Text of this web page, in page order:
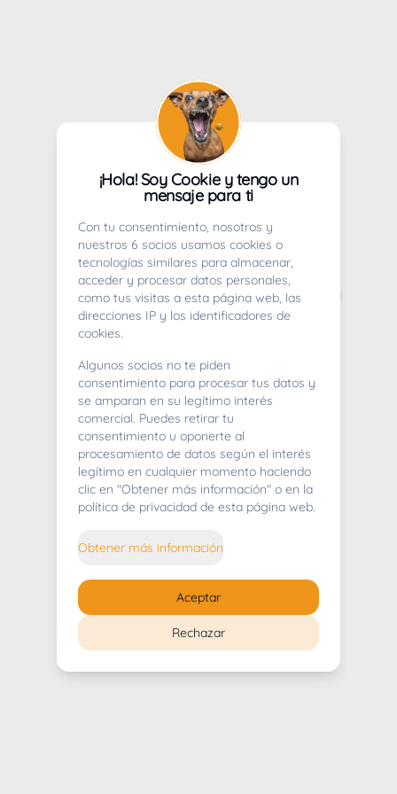
404
Whoops! Lo sentimos mucho.
¡Hola! Soy Cookie y tengo un
mensaje para ti
Con tu consentimiento, nosotros y
nuestros 6 socios usamos cookies o
tecnologías similares para almacenar,
acceder y procesar datos personales,
como tus visitas a esta página web, las
direcciones IP y los identificadores de
cookies.
Algunos socios no te piden
consentimiento para procesar tus datos y
se amparan en su legítimo interés
comercial. Puedes retirar tu
consentimiento u oponerte al
procesamiento de datos según el interés
legítimo en cualquier momento haciendo
clic en "Obtener más información" o en la
política de privacidad de esta página web.
Obtener más información
Rechazar
Aceptar